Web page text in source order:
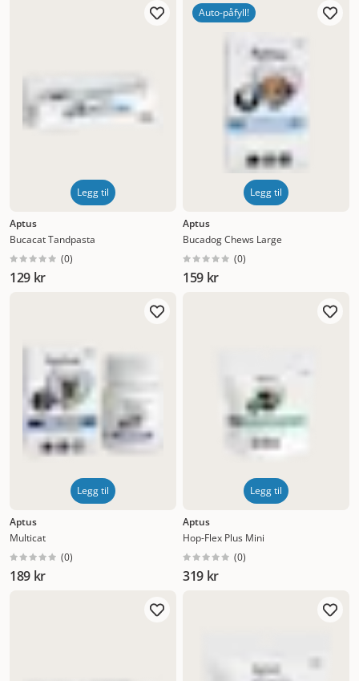
Legg til
Aptus
Bucacat Tandpasta
(0)
129 kr
Auto-påfyll!
Legg til
Aptus
Bucadog Chews Large
(0)
159 kr
Legg til
Aptus
Multicat
(0)
189 kr
Legg til
Aptus
Hop-Flex Plus Mini
(0)
319 kr